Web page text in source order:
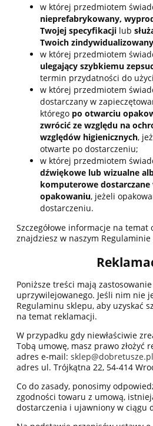
w której przedmiotem
nieprefabrykowany,
Twojej specyfikacji lub
Twoich
w której przedmiotem
ulegający szybkiemu
termin przydatności do
w której przedmiotem
dostarczany w
którego po otwarciu
zwrócić ze względu na
względów higienicznych,
otwarte po dostarczeniu;
w której przedmiotem
dźwiękowe lub wizualne
komputerowe dostarczane
opakowaniu, jeżeli
dostarczeniu.
Szczegółowe informacje na
znajdziesz w naszym Regulaminie
Poniższe treści mają
uprzywilejowanego. Jeśli nim nie
Regulaminu sklepu, aby uzyskać
na temat reklamacji.
W przypadku gdy niewłaściwie
Tobą umowę, masz prawo złożyć
adres e-mail: sklep@dobretusze.pl
adres ul. Trójkątna 22, 54-414
Co do zasady, ponosimy
zgodności towaru z umową,
dostarczenia i ujawniony w ciągu